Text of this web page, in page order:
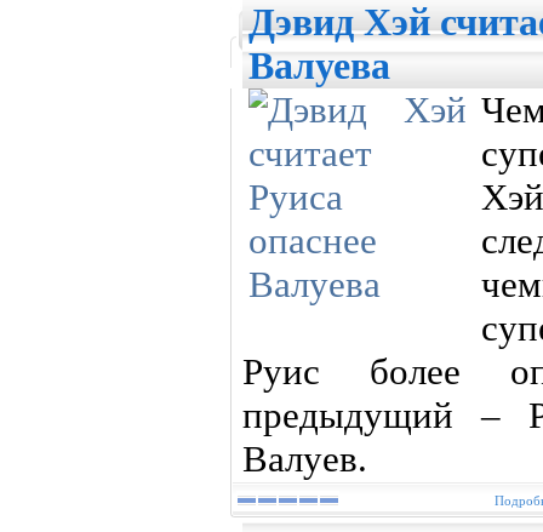
Дэвид Хэй
Валуева
Руис более
предыдущий –
Валуев.